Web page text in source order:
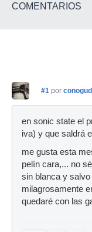
COMENTARIOS
#1 por
en sonic state el
iva) y que saldrá
me gusta esta
pelín cara,... no
sin blanca y
milagrosamente
quedaré con las